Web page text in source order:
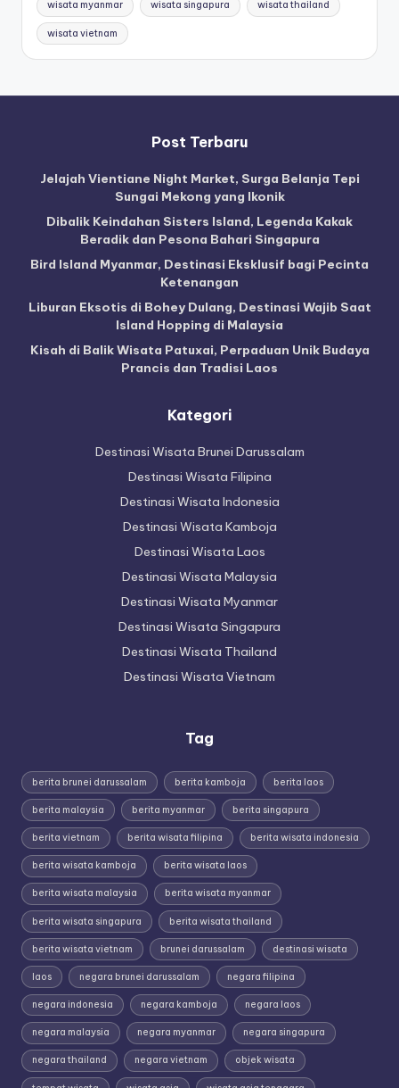
wisata myanmar wisata singapura wisata thailand
wisata vietnam
Post Terbaru
Jelajah Vientiane Night Market, Surga Belanja Tepi
Sungai Mekong yang Ikonik
Dibalik Keindahan Sisters Island, Legenda Kakak
Beradik dan Pesona Bahari Singapura
Bird Island Myanmar, Destinasi Eksklusif bagi Pecinta
Ketenangan
Liburan Eksotis di Bohey Dulang, Destinasi Wajib Saat
Island Hopping di Malaysia
Kisah di Balik Wisata Patuxai, Perpaduan Unik Budaya
Prancis dan Tradisi Laos
Kategori
Destinasi Wisata Brunei Darussalam
Destinasi Wisata Filipina
Destinasi Wisata Indonesia
Destinasi Wisata Kamboja
Destinasi Wisata Laos
Destinasi Wisata Malaysia
Destinasi Wisata Myanmar
Destinasi Wisata Singapura
Destinasi Wisata Thailand
Destinasi Wisata Vietnam
Tag
berita brunei darussalam berita kamboja berita laos
berita malaysia berita myanmar berita singapura
berita vietnam berita wisata filipina berita wisata indonesia
berita wisata kamboja berita wisata laos
berita wisata malaysia berita wisata myanmar
berita wisata singapura berita wisata thailand
berita wisata vietnam brunei darussalam destinasi wisata
laos negara brunei darussalam negara filipina
negara indonesia negara kamboja negara laos
negara malaysia negara myanmar negara singapura
negara thailand negara vietnam objek wisata